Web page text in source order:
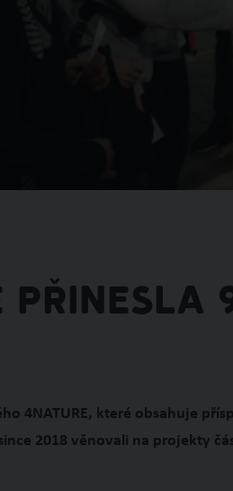
přinesla
4NATURE, které obsahuje
2018 věnovali na projekty